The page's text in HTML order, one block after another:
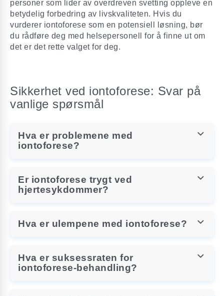
personer som lider av overdreven svetting oppleve en
betydelig forbedring av livskvaliteten. Hvis du
vurderer iontoforese som en potensiell løsning, bør
du rådføre deg med helsepersonell for å finne ut om
det er det rette valget for deg.
Sikkerhet ved iontoforese: Svar på
vanlige spørsmål
Hva er problemene med
iontoforese?
Er iontoforese trygt ved
hjertesykdommer?
Hva er ulempene med iontoforese?
Hva er suksessraten for
iontoforese-behandling?